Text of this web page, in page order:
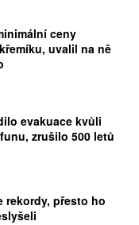
ceny
uvalil na ně
evakuace kvůli
zrušilo 500 letů
rekordy, přesto ho